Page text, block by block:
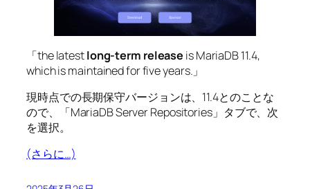
「the latestlong-term release is MariaDB 11.4,
which is maintained for five years.」
現時点での長期保守バージョンは、11.4とのことな
ので、「MariaDB Server Repositories」タブで、次
を選択。
(さらに…)